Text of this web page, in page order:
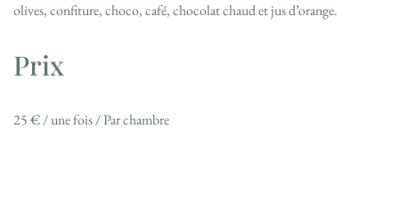
olives, confiture, choco, café, chocolat chaud et jus d’orange.
Prix
25€/ une fois / Par chambre